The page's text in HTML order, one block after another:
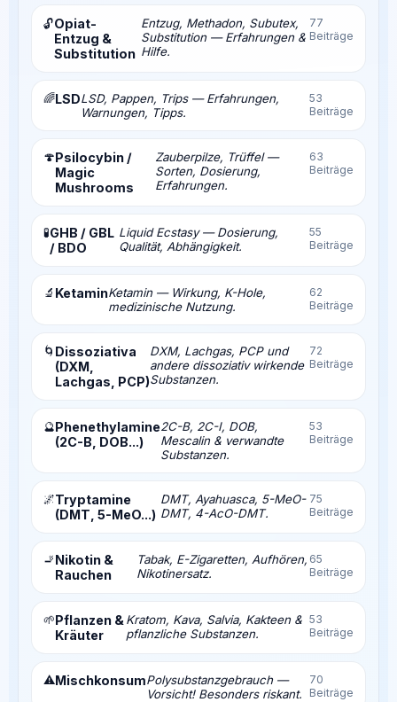
🔓Opiat-
Entzug &
Substitution
Entzug, Methadon, Subutex,
Substitution — Erfahrungen &
Hilfe.
77
Beiträge
🌈LSDLSD, Pappen, Trips — Erfahrungen,
Warnungen, Tipps.
53
Beiträge
🍄Psilocybin /
Magic
Mushrooms
Zauberpilze, Trüffel —
Sorten, Dosierung,
Erfahrungen.
63
Beiträge
🧪GHB / GBL
/ BDO
Liquid Ecstasy — Dosierung,
Qualität, Abhängigkeit.
55
Beiträge
🔬 KetaminKetamin — Wirkung, K-Hole,
medizinische Nutzung.
62
Beiträge
🌀 Dissoziativa
(DXM,
Lachgas, PCP)
DXM, Lachgas, PCP und
andere dissoziativ wirkende
Substanzen.
72
Beiträge
🔮Phenethylamine
(2C-B, DOB...)
2C-B, 2C-I, DOB,
Mescalin & verwandte
Substanzen.
53
Beiträge
🌌Tryptamine
(DMT, 5-MeO...)
DMT, Ayahuasca, 5-MeO-
DMT, 4-AcO-DMT.
75
Beiträge
🚬Nikotin &
Rauchen
Tabak, E-Zigaretten, Aufhören,
Nikotinersatz.
65
Beiträge
🌱Pflanzen &
Kräuter
Kratom, Kava, Salvia, Kakteen &
pflanzliche Substanzen.
53
Beiträge
⚠️MischkonsumPolysubstanzgebrauch —
Vorsicht! Besonders riskant.
70
Beiträge